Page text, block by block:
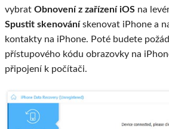
vybrat Obnovení z zařízení iOS na
Spustit skenovánískenovat iPhone a
kontakty na iPhone. Poté budete
přístupového kódu obrazovky na
připojení k počítači.